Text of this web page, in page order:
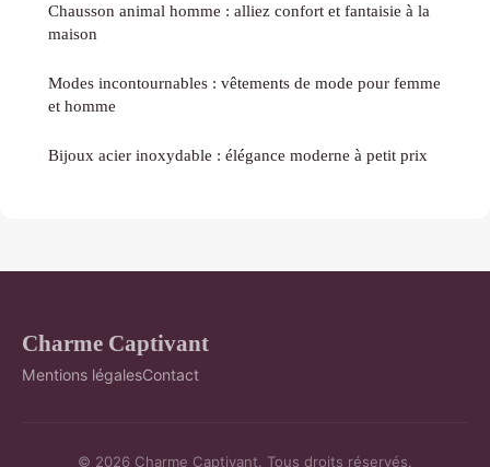
Chausson animal homme : alliez confort et fantaisie à la
maison
Modes incontournables : vêtements de mode pour femme
et homme
Bijoux acier inoxydable : élégance moderne à petit prix
Charme Captivant
Mentions légalesContact
© 2026 Charme Captivant. Tous droits réservés.